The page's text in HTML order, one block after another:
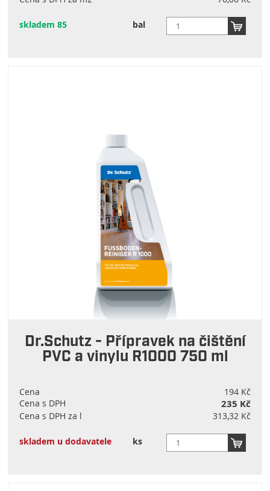
skladem 85 bal
Dr.Schutz - Přípravek na čištění
PVC a vinylu R1000 750 ml
Cena
194 Kč
Cena s DPH
235 Kč
Cena s DPH za l 313,32 Kč
skladem u dodavatele ks